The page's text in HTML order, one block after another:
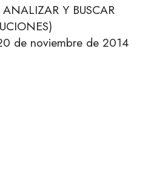
Y BUSCAR
de noviembre de 2014